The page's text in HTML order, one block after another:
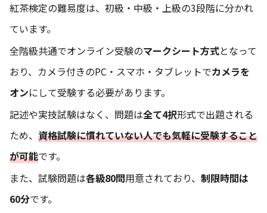
紅茶検定の難易度は、初級・中級・上級の3段階に分かれ
ています。
全階級共通でオンライン受験のマークシート方式となって
おり、カメラ付きのPC・スマホ・タブレットでカメラを
オンにして受験する必要があります。
記述や実技試験はなく、問題は全て4択形式で出題される
ため、 資格試験に慣れていない人でも気軽に受験すること
が可能です。
また、試験問題は各級80問用意されており、 制限時間は
60分です。